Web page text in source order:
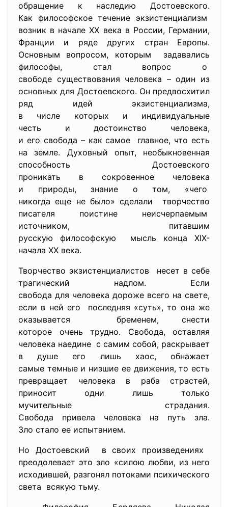
обращение к наследию Достоевского.
Как философское течение экзистенциализм
возник в начале ХХ века в России, Германии,
Франции и ряде других стран Европы.
Основным вопросом, которым задавались
философы, стал вопрос о
свободе существования человека – один из
основных для Достоевского. Он предвосхитил
ряд идей экзистенциализма,
в числе которых и индивидуальные
честь и достоинство человека,
и его свобода – как самое главное, что есть
на земле. Духовный опыт, необыкновенная
способность Достоевского
проникать в сокровенное человека
и природы, знание о том, «чего
никогда еще не было» сделали творчество
писателя поистине неисчерпаемым
источником, питавшим
русскую философскую мысль конца XIX-
начала ХХ века.
Творчество экзистенциалистов несет в себе
трагический надлом. Если
свобода для человека дороже всего на свете,
если в ней его последняя «суть», то она же
оказывается бременем, снести
которое очень трудно. Свобода, оставляя
человека наедине с самим собой, раскрывает
в душе его лишь хаос, обнажает
самые темные и низшие ее движения, то есть
превращает человека в раба страстей,
приносит одни лишь только
мучительные страдания.
Свобода привела человека на путь зла.
Зло стало ее испытанием.
Но Достоевский в своих произведениях
преодолевает это зло «силою любви, из него
исходившей, разгонял потоками психического
света всякую тьму.